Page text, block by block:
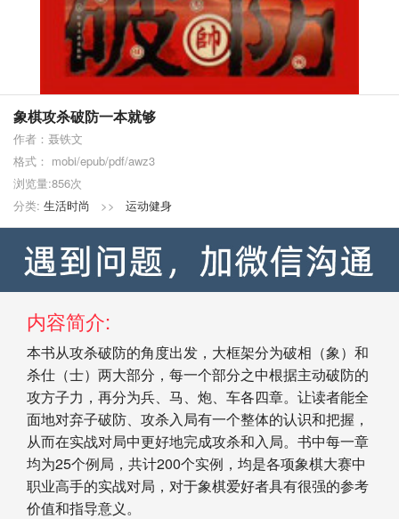
象棋攻杀破防一本就够
作者：聂铁文
格式： mobi/epub/pdf/awz3
浏览量:856次
分类: 生活时尚 >> 运动健身
内容简介:
本书从攻杀破防的角度出发，大框架分为破相（象）和
杀仕（士）两大部分，每一个部分之中根据主动破防的
攻方子力，再分为兵、马、炮、车各四章。让读者能全
面地对弃子破防、攻杀入局有一个整体的认识和把握，
从而在实战对局中更好地完成攻杀和入局。书中每一章
均为25个例局，共计200个实例，均是各项象棋大赛中
职业高手的实战对局，对于象棋爱好者具有很强的参考
价值和指导意义。